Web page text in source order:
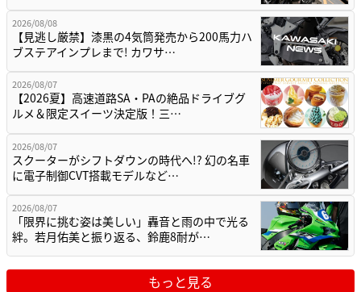
2026/08/08
【見逃し厳禁】漆黒の4気筒発売から200馬力ハ
ブステアインプレまで! カワサ…
2026/08/07
【2026夏】高速道路SA・PAの絶品ドライブグ
ルメ＆限定スイーツ決定版！三…
2026/08/07
スクーターがシフトダウンの時代へ!? 幻の名車
に電子制御CVT搭載モデルなど…
2026/08/07
「限界に挑む姿は美しい」轟音と雨の中で光る
絆。若月佑美と振り返る、鈴鹿8耐が…
もっと見る